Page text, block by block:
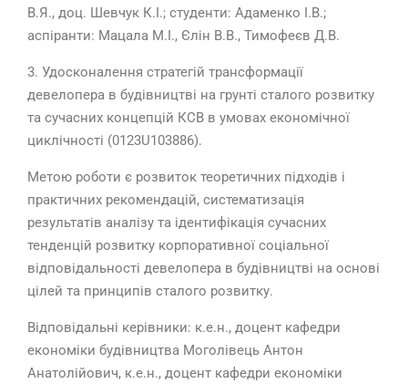
В.Я., доц. Шевчук К.І.; студенти: Адаменко І.В.;
аспіранти: Мацала М.І., Єлін В.В., Тимофеєв Д.В.
3. Удосконалення стратегій трансформації
девелопера в будівництві на грунті сталого розвитку
та сучасних концепцій КСВ в умовах економічної
циклічності (0123U103886).
Метою роботи є розвиток теоретичних підходів і
практичних рекомендацій, систематизація
результатів аналізу та ідентифікація сучасних
тенденцій розвитку корпоративної соціальної
відповідальності девелопера в будівництві на основі
цілей та принципів сталого розвитку.
Відповідальні керівники: к.е.н., доцент кафедри
економіки будівництва Моголівець Антон
Анатолійович, к.е.н., доцент кафедри економіки